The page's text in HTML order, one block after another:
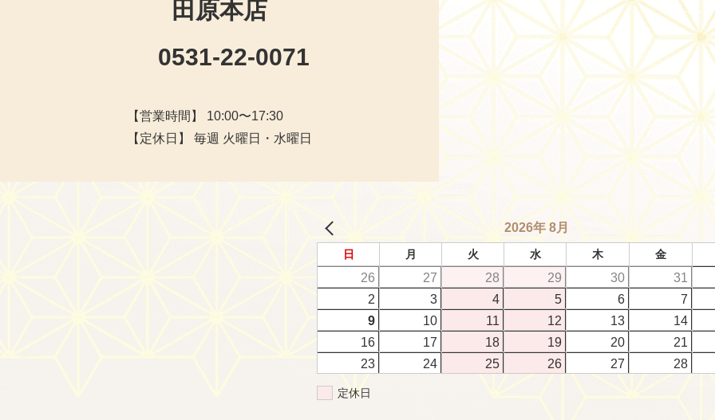
田原本店
0531-22-0071
【営業時間】 10:00〜17:30
【定休日】 毎週 火曜日・水曜日
2026年 8月
日 月 火 水 木 金
26 27 28 29 30 31
2
3 4 5 6 7
9
10 11 12 13 14
16
17 18 19 20 21
23
24 25 26 27 28
定休日